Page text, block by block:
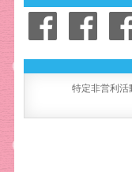
ー
FacebookFacebook
特定非営利活